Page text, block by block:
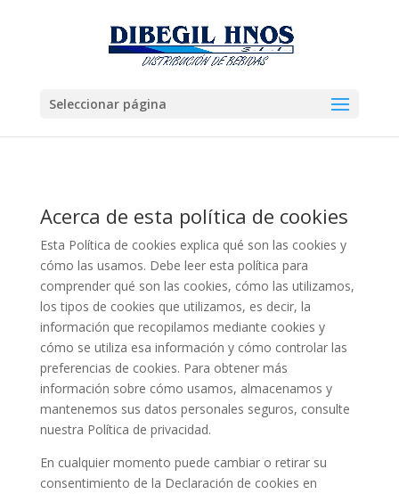
Seleccionar página
Acerca de esta política de cookies
Esta Política de cookies explica qué son las cookies y
cómo las usamos. Debe leer esta política para
comprender qué son las cookies, cómo las utilizamos,
los tipos de cookies que utilizamos, es decir, la
información que recopilamos mediante cookies y
cómo se utiliza esa información y cómo controlar las
preferencias de cookies. Para obtener más
información sobre cómo usamos, almacenamos y
mantenemos sus datos personales seguros, consulte
nuestra Política de privacidad.
En cualquier momento puede cambiar o retirar su
consentimiento de la Declaración de cookies en